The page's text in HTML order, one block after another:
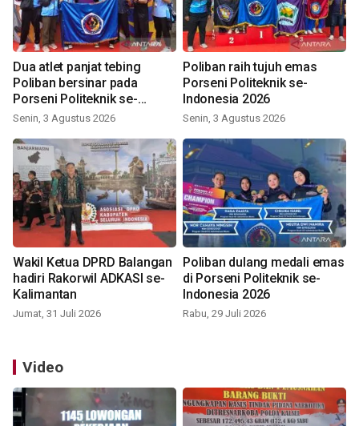
Dua atlet panjat tebing
Poliban bersinar pada
Porseni Politeknik se-
Indonesia 2026
Senin, 3 Agustus 2026
Poliban raih tujuh emas
Porseni Politeknik se-
Indonesia 2026
Senin, 3 Agustus 2026
Wakil Ketua DPRD Balangan
hadiri Rakorwil ADKASI se-
Kalimantan
Jumat, 31 Juli 2026
Poliban dulang medali emas
di Porseni Politeknik se-
Indonesia 2026
Rabu, 29 Juli 2026
Video